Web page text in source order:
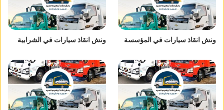
ونش انقاذ سيارات في المؤسسة ونش انقاذ سيارات في الشرابية